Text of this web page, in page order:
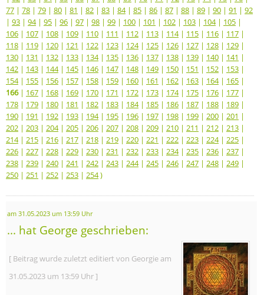
77 | 78 | 79 | 80 | 81 | 82 | 83 | 84| 85 | 86 | 87 | 88 | 89 | 90 | 91 | 92
| 93 | 94| 95 | 96 | 97 | 98 | 99 | 100 | 101 | 102 | 103 | 104| 105 |
106 | 107 | 108 | 109 | 110 | 111 | 112 | 113 | 114| 115 | 116 | 117 |
118 | 119 | 120 | 121 | 122 | 123 | 124| 125 | 126 | 127 | 128 | 129 |
130 | 131 | 132 | 133 | 134| 135 | 136 | 137 | 138 | 139 | 140 | 141 |
142 | 143 | 144| 145 | 146 | 147 | 148 | 149 | 150 | 151 | 152 | 153 |
154| 155 | 156 | 157 | 158 | 159 | 160 | 161 | 162 | 163 | 164| 165 |
166| 167 | 168 | 169 | 170 | 171 | 172 | 173 | 174| 175 | 176 | 177 |
178 | 179 | 180 | 181 | 182 | 183 | 184| 185 | 186 | 187 | 188 | 189 |
190 | 191 | 192 | 193 | 194| 195 | 196 | 197 | 198 | 199 | 200 | 201 |
202 | 203 | 204| 205 | 206 | 207 | 208 | 209 | 210 | 211 | 212 | 213 |
214| 215 | 216 | 217 | 218 | 219 | 220 | 221 | 222 | 223 | 224| 225 |
226 | 227 | 228 | 229 | 230 | 231 | 232 | 233 | 234| 235 | 236 | 237 |
238 | 239 | 240 | 241 | 242 | 243 | 244| 245 | 246 | 247 | 248 | 249 |
250 | 251 | 252 | 253 | 254)
am 31.05.2023 um 13:59 Uhr
... hat George geschrieben:
[ Beitrag wurde zuletzt editiert von Georgie am
31.05.2023 um 13:59 Uhr ]